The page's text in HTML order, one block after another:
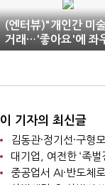
(엔터뷰)"개인간 미
거래…'좋아요'에 좌
된다"
이 기자의 최신글
김동관·정기선·구
대기업, 여전한 ‘족
중공업서 AI·반도체